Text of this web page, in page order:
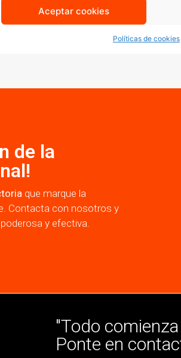
Aceptar cookies
Políticas de cookies
y especialistas en marketing
de la
que marque la
Contacta con nosotros y
y efectiva.
"Todo
Ponte en